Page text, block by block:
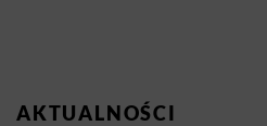
AKTUALNOŚCI